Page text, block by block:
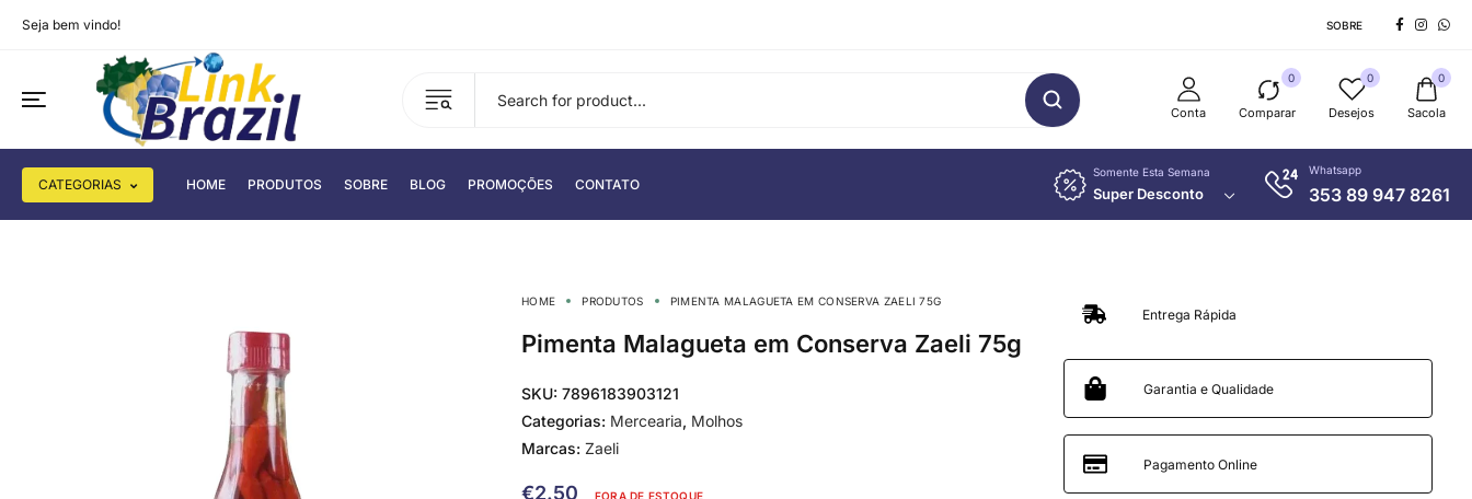
Seja bem vindo! SOBRE
Conta
0
Comparar
0
Desejos
0
Sacola
CATEGORIAS HOME PRODUTOS SOBRE BLOG PROMOÇÕES CONTATO
Somente Esta Semana
Super Desconto
Whatsapp
353 89 947 8261
HOME PRODUTOS PIMENTA MALAGUETA EM CONSERVA ZAELI 75G
Pimenta Malagueta em Conserva Zaeli 75g
SKU: 7896183903121
Categorias: Mercearia, Molhos
Marcas: Zaeli
€2.50 FORA DE ESTOQUE
Entrega Rápida
Garantia e Qualidade
Pagamento Online